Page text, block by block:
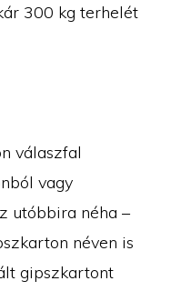
300 kg terhelét
válaszfal
vagy
utóbbira néha –
néven is
gipszkartont